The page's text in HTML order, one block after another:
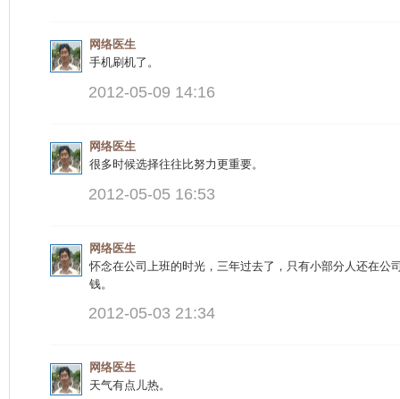
网络医生
手机刷机了。
2012-05-09 14:16
网络医生
很多时候选择往往比努力更重要。
2012-05-05 16:53
网络医生
怀念在公司上班的时光，三年过去了，只有小部分人还在公
钱。
2012-05-03 21:34
网络医生
天气有点儿热。